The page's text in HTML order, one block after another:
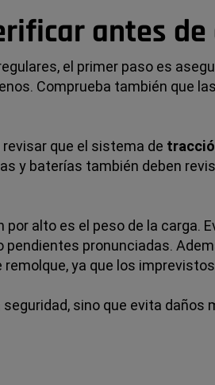
antes
el primer paso es
Comprueba también que
que el sistema de
y baterías también deben
alto es el peso de la carga.
pendientes pronunciadas.
ya que los
sino que evita